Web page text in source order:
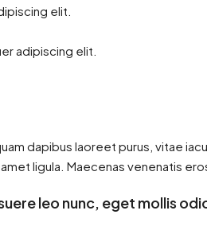
elit.
adipiscing elit.
dapibus laoreet purus, vitae
ligula. Maecenas venenatis
leo nunc, eget mollis